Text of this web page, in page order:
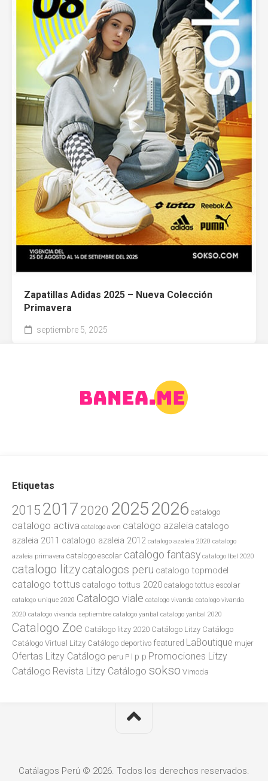
septiembre 5, 2025
Zapatillas Adidas 2025 – Nueva Colección
Primavera
septiembre 5, 2025
Etiquetas
2015 2017 2020 20252026 catalogo
catalogo activa catalogo avon catalogo azaleia catalogo
azaleia 2011 catalogo azaleia 2012 catalogo azaleia 2020 catalogo
azaleia primavera catalogo escolar catalogo fantasy catalogo lbel 2020
catalogo litzycatalogos peru catalogo topmodel
catalogo tottus catalogo tottus 2020 catalogo tottus escolar
catalogo unique 2020 Catalogo viale catalogo vivanda catalogo vivanda
2020 catalogo vivanda septiembre catalogo yanbal catalogo yanbal 2020
Catalogo Zoe Catálogo litzy 2020 Catálogo Litzy Catálogo
Catálogo Virtual Litzy Catálogo deportivo featured LaBoutique mujer
Ofertas Litzy Catálogo peru P l p p Promociones Litzy
Catálogo Revista Litzy Catálogo sokso Vimoda
Catálagos Perú © 2026. Todos los derechos reservados.